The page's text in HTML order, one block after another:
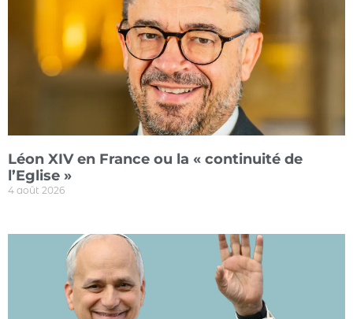
Léon XIV en France ou la « continuité de
l’Eglise »
4 août 2026